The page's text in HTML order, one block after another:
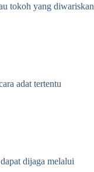
tokoh yang diwariskan
adat tertentu
dijaga melalui